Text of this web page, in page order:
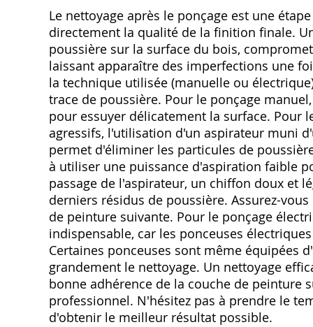
Le nettoyage après le ponçage est une
directement la qualité de la finition finale.
poussière sur la surface du bois,
laissant apparaître des imperfections une
la technique utilisée (manuelle ou
trace de poussière. Pour le ponçage
pour essuyer délicatement la surface. Pour
agressifs, l'utilisation d'un aspirateur muni
permet d'éliminer les particules de
à utiliser une puissance d'aspiration faible
passage de l'aspirateur, un chiffon doux et
derniers résidus de poussière. Assurez-
de peinture suivante. Pour le ponçage
indispensable, car les ponceuses
Certaines ponceuses sont même équipées
grandement le nettoyage. Un nettoyage
bonne adhérence de la couche de peinture
professionnel. N'hésitez pas à prendre le
d'obtenir le meilleur résultat possible.